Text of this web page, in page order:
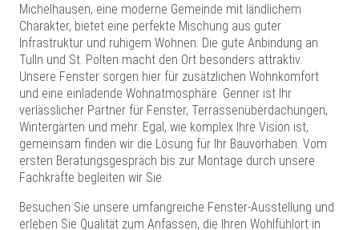
Michelhausen, eine moderne Gemeinde mit ländlichem
Charakter, bietet eine perfekte Mischung aus guter
Infrastruktur und ruhigem Wohnen. Die gute Anbindung an
Tulln und St. Pölten macht den Ort besonders attraktiv.
Unsere Fenster sorgen hier für zusätzlichen Wohnkomfort
und eine einladende Wohnatmosphäre. Genner ist Ihr
verlässlicher Partner für Fenster, Terrassenüberdachungen,
Wintergärten und mehr. Egal, wie komplex Ihre Vision ist,
gemeinsam finden wir die Lösung für Ihr Bauvorhaben. Vom
ersten Beratungsgespräch bis zur Montage durch unsere
Fachkräfte begleiten wir Sie.
Besuchen Sie unsere umfangreiche Fenster-Ausstellung und
erleben Sie Qualität zum Anfassen, die Ihren Wohlfühlort in